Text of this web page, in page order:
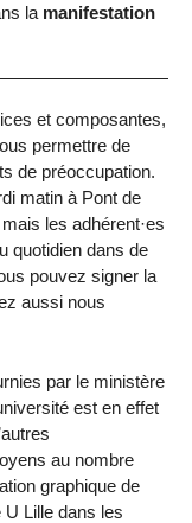
la manifestation
et composantes,
permettre de
de préoccupation.
matin à Pont de
les adhérent·es
quotidien dans de
pouvez signer la
aussi nous
par le ministère
est en effet
au nombre
graphique de
Lille dans les